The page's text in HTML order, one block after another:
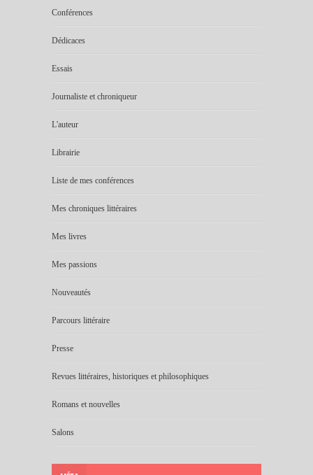
Conférences
Dédicaces
Essais
Journaliste et chroniqueur
L'auteur
Librairie
Liste de mes conférences
Mes chroniques littéraires
Mes livres
Mes passions
Nouveautés
Parcours littéraire
Presse
Revues littéraires, historiques et philosophiques
Romans et nouvelles
Salons